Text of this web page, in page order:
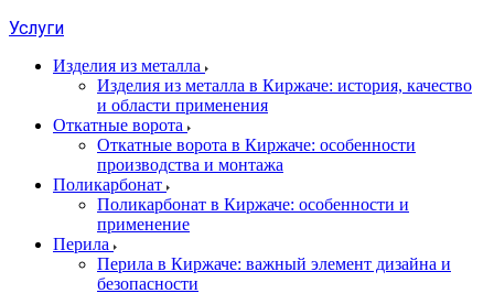
Услуги
Изделия из металла
Изделия из металла в Киржаче: история, качество
и области применения
Откатные ворота
Откатные ворота в Киржаче: особенности
производства и монтажа
Поликарбонат
Поликарбонат в Киржаче: особенности и
применение
Перила
Перила в Киржаче: важный элемент дизайна и
безопасности